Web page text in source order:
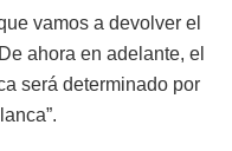
vamos a devolver el
ahora en adelante, el
será determinado por